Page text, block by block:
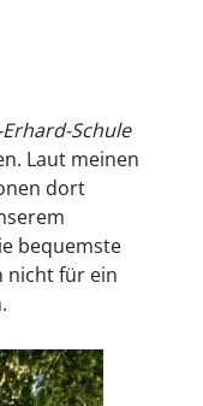
Schule
Laut meinen
dort
bequemste
nicht für ein